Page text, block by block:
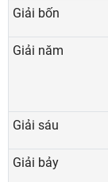
Giải bốn
Giải năm
Giải sáu
Giải bảy